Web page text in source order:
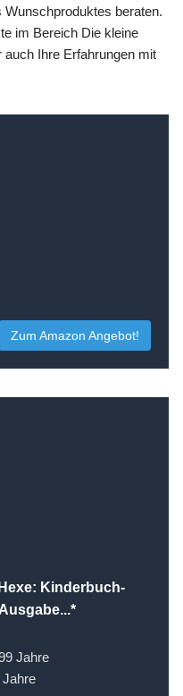
beraten.
im Bereich Die kleine
Ihre Erfahrungen mit
Zum Amazon Angebot!
Kinderbuch-
Jahre
Jahre